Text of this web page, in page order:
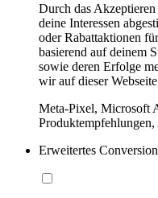
Durch das
deine Interessen
oder Rabattaktionen
basierend auf deinem
sowie deren Erfolge
wir auf dieser
Meta-Pixel, Microsoft
Erweitertes